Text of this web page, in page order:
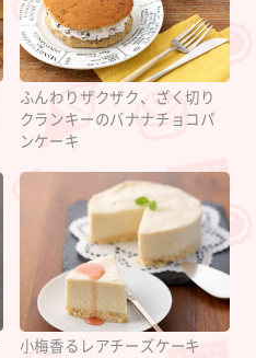
ふんわりザクザク、ざく切り
クランキーのバナナチョコパ
ンケーキ
小梅香るレアチーズケーキ